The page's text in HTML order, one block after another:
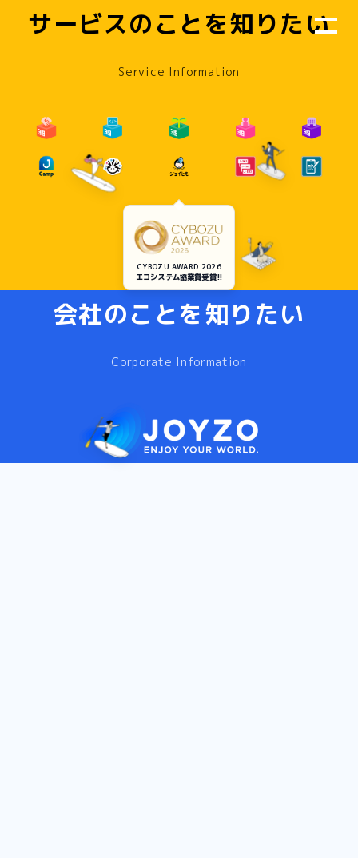
サービスのことを知りたい
Service Information
CYBOZU AWARD 2026
エコシステム協業賞受賞!!
会社のことを知りたい
Corporate Information